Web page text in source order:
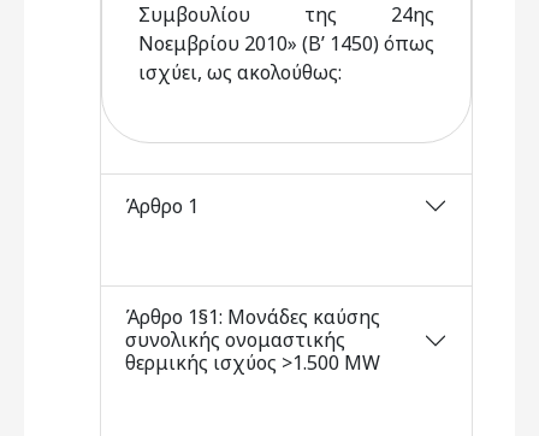
Συμβουλίου της 24ης
Νοεμβρίου 2010» (Β’ 1450) όπως
ισχύει, ως ακολούθως:
Άρθρο 1
Άρθρο 1§1: Μονάδες καύσης
συνολικής ονομαστικής
θερμικής ισχύος >1.500 MW